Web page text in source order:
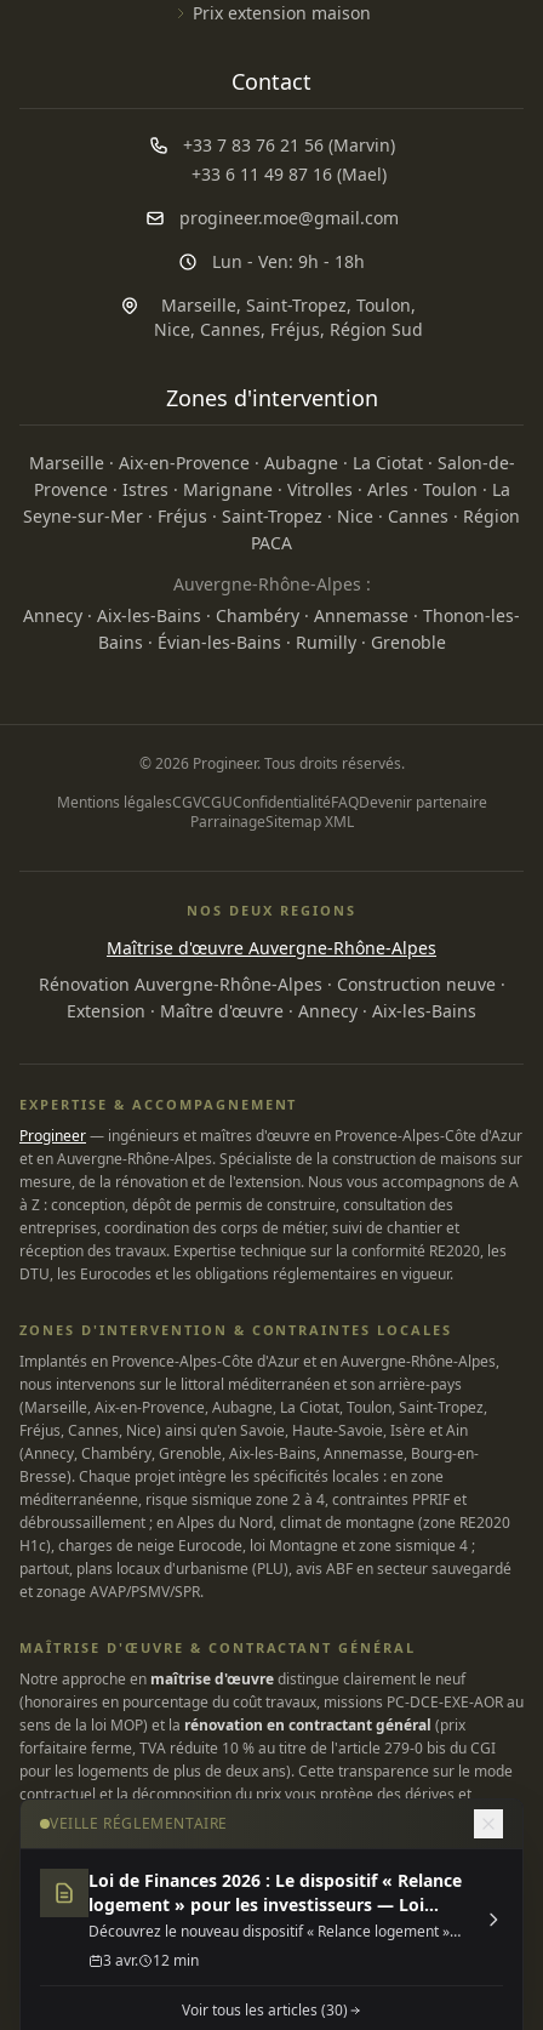
Prix extension maison
Contact
+33 7 83 76 21 56 (Marvin)
+33 6 11 49 87 16 (Mael)
progineer.moe@gmail.com
Lun - Ven: 9h - 18h
Marseille, Saint-Tropez, Toulon,
Nice, Cannes, Fréjus, Région Sud
Zones d'intervention
Marseille· Aix-en-Provence· Aubagne· La Ciotat· Salon-de-
Provence· Istres · Marignane· Vitrolles · Arles · Toulon · La
Seyne-sur-Mer · Fréjus · Saint-Tropez · Nice · Cannes · Région
PACA
Auvergne-Rhône-Alpes :
Annecy · Aix-les-Bains · Chambéry · Annemasse · Thonon-les-
Bains · Évian-les-Bains · Rumilly· Grenoble
© 2026 Progineer. Tous droits réservés.
Mentions légalesCGVCGUConfidentialitéFAQDevenir partenaire
ParrainageSitemap XML
NOS DEUX REGIONS
Maîtrise d'œuvre Auvergne-Rhône-Alpes
Rénovation Auvergne-Rhône-Alpes · Construction neuve·
Extension · Maître d'œuvre · Annecy · Aix-les-Bains
EXPERTISE & ACCOMPAGNEMENT
Progineer— ingénieurs et maîtres d'œuvre en Provence-Alpes-Côte d'Azur
et en Auvergne-Rhône-Alpes. Spécialiste de la construction de maisons sur
mesure, de la rénovation et de l'extension. Nous vous accompagnons de A
à Z : conception, dépôt de permis de construire, consultation des
entreprises, coordination des corps de métier, suivi de chantier et
réception des travaux. Expertise technique sur la conformité RE2020, les
DTU, les Eurocodes et les obligations réglementaires en vigueur.
ZONES D'INTERVENTION & CONTRAINTES LOCALES
Implantés en Provence-Alpes-Côte d'Azur et en Auvergne-Rhône-Alpes,
nous intervenons sur le littoral méditerranéen et son arrière-pays
(Marseille, Aix-en-Provence, Aubagne, La Ciotat, Toulon, Saint-Tropez,
Fréjus, Cannes, Nice) ainsi qu'en Savoie, Haute-Savoie, Isère et Ain
(Annecy, Chambéry, Grenoble, Aix-les-Bains, Annemasse, Bourg-en-
Bresse). Chaque projet intègre les spécificités locales : en zone
méditerranéenne, risque sismique zone 2 à 4, contraintes PPRIF et
débroussaillement ; en Alpes du Nord, climat de montagne (zone RE2020
H1c), charges de neige Eurocode, loi Montagne et zone sismique 4 ;
partout, plans locaux d'urbanisme (PLU), avis ABF en secteur sauvegardé
et zonage AVAP/PSMV/SPR.
MAÎTRISE D'ŒUVRE & CONTRACTANT GÉNÉRAL
Notre approche en maîtrise d'œuvredistingue clairement le neuf
(honoraires en pourcentage du coût travaux, missions PC-DCE-EXE-AOR au
sens de la loi MOP) et la rénovation en contractant général (prix
forfaitaire ferme, TVA réduite 10 % au titre de l'article 279-0 bis du CGI
pour les logements de plus de deux ans). Cette transparence sur le mode
contractuel et la décomposition du prix vous protège des dérives et
garantit une enveloppe maîtrisée. Tous nos chantiers sont couverts par
INFORMATIONS LÉGALES
SIRET 935 185 785 00018 — TVA intracommunautaire FR 80 935 185 785
— Siège social 229 rue Saint-Honoré, 75001 Paris — Contact
inscrite au répertoire SIRENE de l'INSEE.
VEILLE RÉGLEMENTAIRE
Loi de Finances 2026 : Le dispositif « Relance
logement » pour les investisseurs — Loi
finances 2026 dispositif relance
Découvrez le nouveau dispositif « Relance logement »
(Jeanbrun) de la Loi de Finances 2026, une opportunité
fiscale majeure pour l'investissement locatif neuf ou
3 avr. 12 min
Voir tous les articles (30)